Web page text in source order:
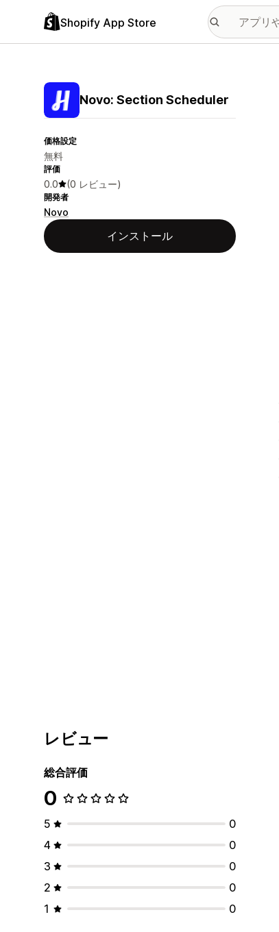
Shopify App Store
Novo: Section Scheduler
価格設定
無料
評価
0.0 (0 レビュー)
開発者
Novo
インストール
レビュー
総合評価
0
5
0
4
0
3
0
2
0
1
0